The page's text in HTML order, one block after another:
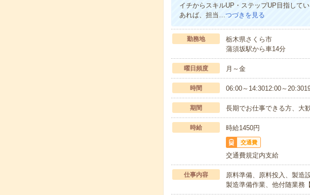
イチからスキルUP・ステップUP目指して
あれば、担当…つづきを見る
勤務地
栃木県さくら市
蒲須坂駅から車14分
曜日頻度 月～金
時間 06:00～14:3012:00～
期間 長期でお仕事できる方、大
時給 時給1450円
交通費
交通費規定内支給
仕事内容
原料準備、原料投入、製造
製造準備作業、他付随業